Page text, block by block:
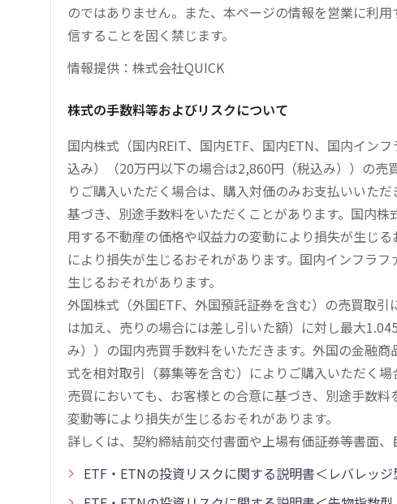
のではありません。また、本ページの情報を営業に利
信することを固く禁じます。
情報提供：株式会社QUICK
株式の手数料等およびリスクについて
国内株式（国内REIT、国内ETF、国内ETN、国内イン
込み）（20万円以下の場合は2,860円（税込み））の
りご購入いただく場合は、購入対価のみお支払いいた
基づき、別途手数料をいただくことがあります。国内
用する不動産の価格や収益力の変動により損失が生じ
により損失が生じるおそれがあります。国内インフラ
生じるおそれがあります。
外国株式（外国ETF、外国預託証券を含む）の売買取
は加え、売りの場合には差し引いた額）に対し最大
み））の国内売買手数料をいただきます。外国の金融
式を相対取引（募集等を含む）によりご購入いただく
売買においても、お客様との合意に基づき、別途手数
変動等により損失が生じるおそれがあります。
詳しくは、契約締結前交付書面や上場有価証券等書面、
ETF・ETNの投資リスクに関する説明書＜レバレッ